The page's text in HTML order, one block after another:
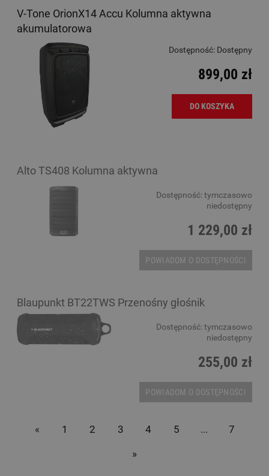
V-Tone OrionX14 Accu Kolumna aktywna
akumulatorowa
Dostępność: Dostępny
899,00 zł
DO KOSZYKA
Alto TS408 Kolumna aktywna
Dostępność: tymczasowo
niedostępny
1 229,00 zł
POWIADOM O DOSTĘPNOŚCI
Blaupunkt BT22TWS Przenośny głośnik
Dostępność: tymczasowo
niedostępny
255,00 zł
POWIADOM O DOSTĘPNOŚCI
« 1 2 3 4 5 ... 7
»